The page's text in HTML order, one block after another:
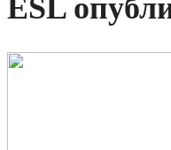
ESL